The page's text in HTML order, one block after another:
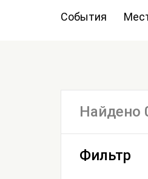
События
Найдено
Фильтр